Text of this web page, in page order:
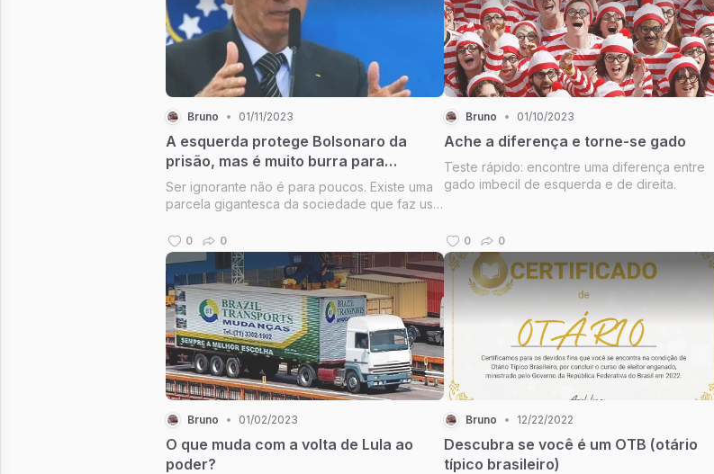
Bruno • 01/11/2023
A esquerda protege Bolsonaro da
prisão, mas é muito burra para
perceber
Ser ignorante não é para poucos. Existe uma
parcela gigantesca da sociedade que faz uso
não tem religião, time, cor, sexo ou lado
político. É notório que o vírus da ignorância se
faz presente em qu...
0 0
Bruno • 01/10/2023
Ache a diferença e torne-se gado
Teste rápido: encontre uma diferença entre
gado imbecil de esquerda e de direita.
0 0
Bruno • 01/02/2023
O que muda com a volta de Lula ao
poder?
Bruno • 12/22/2022
Descubra se você é um OTB (otário
típico brasileiro)